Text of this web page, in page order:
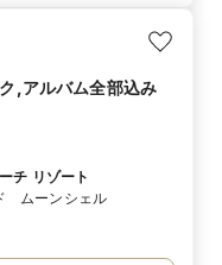
,アルバム全部込み
チ リゾート
ムーンシェル